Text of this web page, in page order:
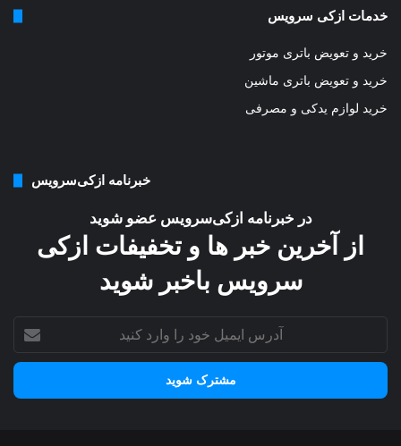
خدمات ازکی سرویس
خرید و تعویض باتری موتور
خرید و تعویض باتری ماشین
خرید لوازم یدکی و مصرفی
خبرنامه ازکی‌سرویس
در خبرنامه ازکی‌سرویس عضو شوید
از آخرین خبر ها و تخفیفات ازکی
سرویس باخبر شوید
خود
وارد